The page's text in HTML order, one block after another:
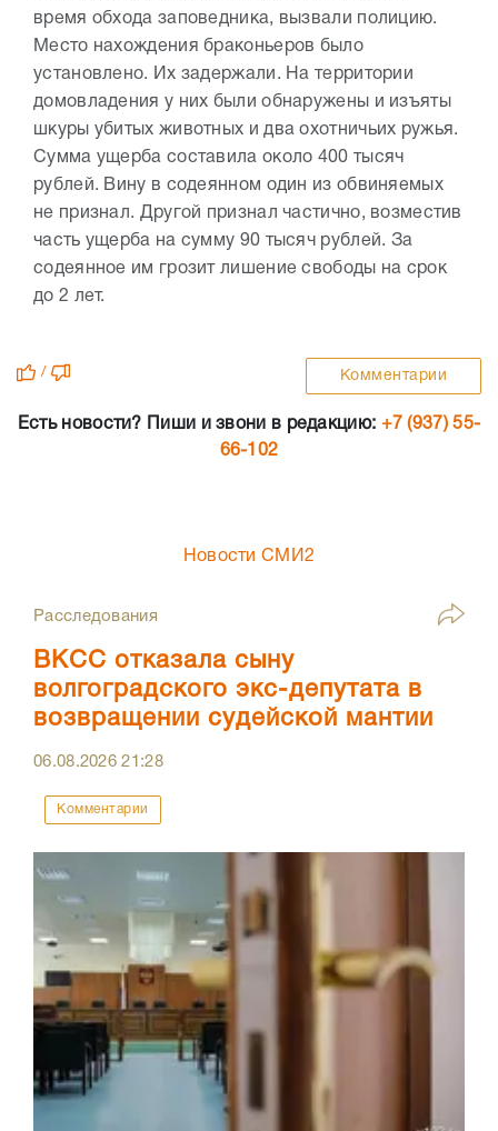
время обхода заповедника, вызвали полицию.
Место нахождения браконьеров было
установлено. Их задержали. На территории
домовладения у них были обнаружены и изъяты
шкуры убитых животных и два охотничьих ружья.
Сумма ущерба составила около 400 тысяч
рублей. Вину в содеянном один из обвиняемых
не признал. Другой признал частично, возместив
часть ущерба на сумму 90 тысяч рублей. За
содеянное им грозит лишение свободы на срок
до 2 лет.
/ Комментарии
Есть новости? Пиши и звони в редакцию: +7 (937) 55-
66-102
Новости СМИ2
Расследования
ВКСС отказала сыну
волгоградского экс-депутата в
возвращении судейской мантии
06.08.202621:28
Комментарии